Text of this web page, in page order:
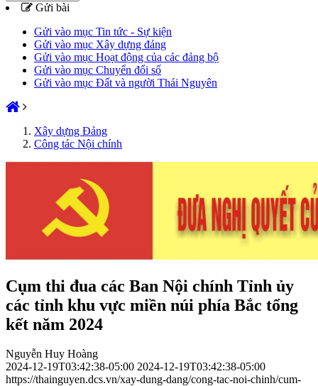
Gửi bài
Gửi vào mục Tin tức - Sự kiện
Gửi vào mục Xây dựng đảng
Gửi vào mục Hoạt động của các đảng bộ
Gửi vào mục Chuyển đổi số
Gửi vào mục Đất và người Thái Nguyên
Xây dựng Đảng
Công tác Nội chính
Cụm thi đua các Ban Nội chính Tỉnh ủy
các tỉnh khu vực miền núi phía Bắc tổng
kết năm 2024
Nguyễn Huy Hoàng
2024-12-19T03:42:38-05:00 2024-12-19T03:42:38-05:00
https://thainguyen.dcs.vn/xay-dung-dang/cong-tac-noi-chinh/cum-